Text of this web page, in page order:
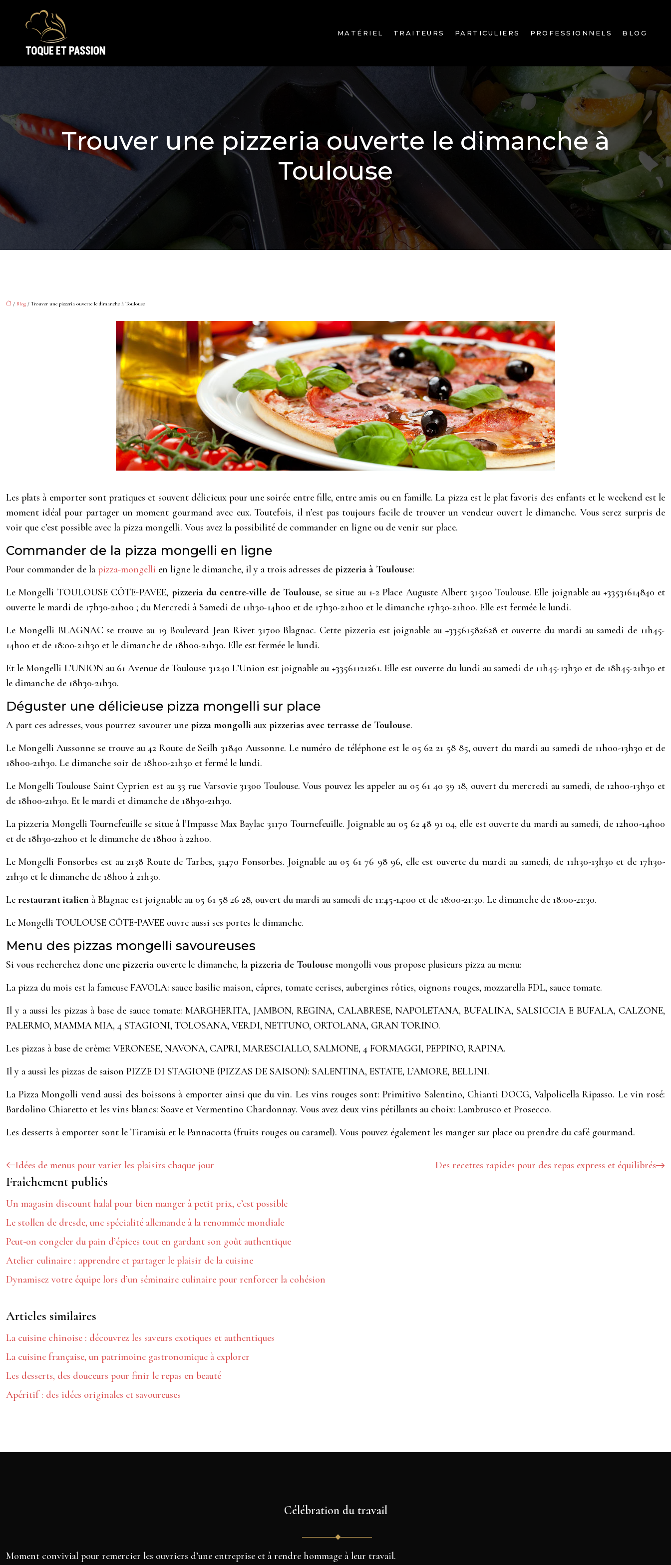
MATÉRIEL TRAITEURS PARTICULIERS PROFESSIONNELS BLOG
Trouver une pizzeria ouverte le dimanche à
Toulouse
/ Blog / Trouver une pizzeria ouverte le dimanche à Toulouse
Les plats à emporter sont pratiques et souvent délicieux pour une soirée entre fille, entre amis ou en famille. La pizza est le plat favoris des enfants et le weekend est le
moment idéal pour partager un moment gourmand avec eux. Toutefois, il n’est pas toujours facile de trouver un vendeur ouvert le dimanche. Vous serez surpris de
voir que c’est possible avec la pizza mongelli. Vous avez la possibilité de commander en ligne ou de venir sur place.
Commander de la pizza mongelli en ligne
Pour commander de la pizza-mongelli en ligne le dimanche, il y a trois adresses de pizzeria à Toulouse:
Le Mongelli TOULOUSE CÔTE-PAVEE, pizzeria du centre-ville de Toulouse, se situe au 1-2 Place Auguste Albert 31500 Toulouse. Elle joignable au +33531614840 et
ouverte le mardi de 17h30-21h00 ; du Mercredi à Samedi de 11h30-14h00 et de 17h30-21h00 et le dimanche 17h30-21h00. Elle est fermée le lundi.
Le Mongelli BLAGNAC se trouve au 19 Boulevard Jean Rivet 31700 Blagnac. Cette pizzeria est joignable au +33561582628 et ouverte du mardi au samedi de 11h45-
14h00 et de 18:00-21h30 et le dimanche de 18h00-21h30. Elle est fermée le lundi.
Et le Mongelli L’UNION au 61 Avenue de Toulouse 31240 L’Union est joignable au +33561121261. Elle est ouverte du lundi au samedi de 11h45-13h30 et de 18h45-21h30 et
le dimanche de 18h30-21h30.
Déguster une délicieuse pizza mongelli sur place
A part ces adresses, vous pourrez savourer une pizza mongolli aux pizzerias avec terrasse de Toulouse.
Le Mongelli Aussonne se trouve au 42 Route de Seilh 31840 Aussonne. Le numéro de téléphone est le 05 62 21 58 85, ouvert du mardi au samedi de 11h00-13h30 et de
18h00-21h30. Le dimanche soir de 18h00-21h30 et fermé le lundi.
Le Mongelli Toulouse Saint Cyprien est au 33 rue Varsovie 31300 Toulouse. Vous pouvez les appeler au 05 61 40 39 18, ouvert du mercredi au samedi, de 12h00-13h30 et
de 18h00-21h30. Et le mardi et dimanche de 18h30-21h30.
La pizzeria Mongelli Tournefeuille se situe à l’Impasse Max Baylac 31170 Tournefeuille. Joignable au 05 62 48 91 04, elle est ouverte du mardi au samedi, de 12h00-14h00
et de 18h30-22h00 et le dimanche de 18h00 à 22h00.
Le Mongelli Fonsorbes est au 2138 Route de Tarbes, 31470 Fonsorbes. Joignable au 05 61 76 98 96, elle est ouverte du mardi au samedi, de 11h30-13h30 et de 17h30-
21h30 et le dimanche de 18h00 à 21h30.
Le restaurant italien à Blagnac est joignable au 05 61 58 26 28, ouvert du mardi au samedi de 11:45-14:00 et de 18:00-21:30. Le dimanche de 18:00-21:30.
Le Mongelli TOULOUSE CÔTE-PAVEE ouvre aussi ses portes le dimanche.
Menu des pizzas mongelli savoureuses
Si vous recherchez donc une pizzeria ouverte le dimanche, la pizzeria de Toulouse mongolli vous propose plusieurs pizza au menu:
La pizza du mois est la fameuse FAVOLA: sauce basilic maison, câpres, tomate cerises, aubergines rôties, oignons rouges, mozzarella FDL, sauce tomate.
Il y a aussi les pizzas à base de sauce tomate: MARGHERITA, JAMBON, REGINA, CALABRESE, NAPOLETANA, BUFALINA, SALSICCIA E BUFALA, CALZONE,
PALERMO, MAMMA MIA, 4 STAGIONI, TOLOSANA, VERDI, NETTUNO, ORTOLANA, GRAN TORINO.
Les pizzas à base de crème: VERONESE, NAVONA, CAPRI, MARESCIALLO, SALMONE, 4 FORMAGGI, PEPPINO, RAPINA.
Il y a aussi les pizzas de saison PIZZE DI STAGIONE (PIZZAS DE SAISON): SALENTINA, ESTATE, L’AMORE, BELLINI.
La Pizza Mongolli vend aussi des boissons à emporter ainsi que du vin. Les vins rouges sont: Primitivo Salentino, Chianti DOCG, Valpolicella Ripasso. Le vin rosé:
Bardolino Chiaretto et les vins blancs: Soave et Vermentino Chardonnay. Vous avez deux vins pétillants au choix: Lambrusco et Prosecco.
Les desserts à emporter sont le Tiramisù et le Pannacotta (fruits rouges ou caramel). Vous pouvez également les manger sur place ou prendre du café gourmand.
Idées de menus pour varier les plaisirs chaque jour Des recettes rapides pour des repas express et équilibrés
Fraîchement publiés
Un magasin discount halal pour bien manger à petit prix, c’est possible
Le stollen de dresde, une spécialité allemande à la renommée mondiale
Peut-on congeler du pain d’épices tout en gardant son goût authentique
Atelier culinaire : apprendre et partager le plaisir de la cuisine
Dynamisez votre équipe lors d’un séminaire culinaire pour renforcer la cohésion
Articles similaires
La cuisine chinoise : découvrez les saveurs exotiques et authentiques
La cuisine française, un patrimoine gastronomique à explorer
Les desserts, des douceurs pour finir le repas en beauté
Apéritif : des idées originales et savoureuses
Célébration du travail
Moment convivial pour remercier les ouvriers d’une entreprise et à rendre hommage à leur travail.